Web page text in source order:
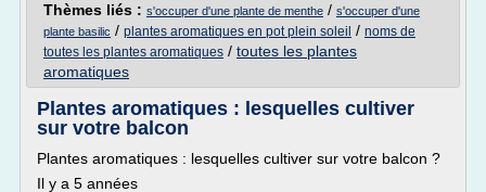
Thèmes liés : s'occuper d'une plante de menthe / s'occuper d'une
plante basilic / plantes aromatiques en pot plein soleil / noms de
toutes les plantes aromatiques / toutes les plantes
aromatiques
Plantes aromatiques : lesquelles cultiver
sur votre balcon
Plantes aromatiques : lesquelles cultiver sur votre balcon ?
Il y a 5 années